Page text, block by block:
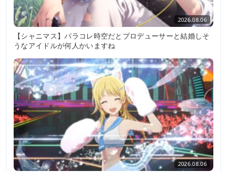
2026.08.06
【シャニマス】パラコレ時空だとプロデューサーと結婚しそ
うなアイドルが何人かいますね
2026.08.06